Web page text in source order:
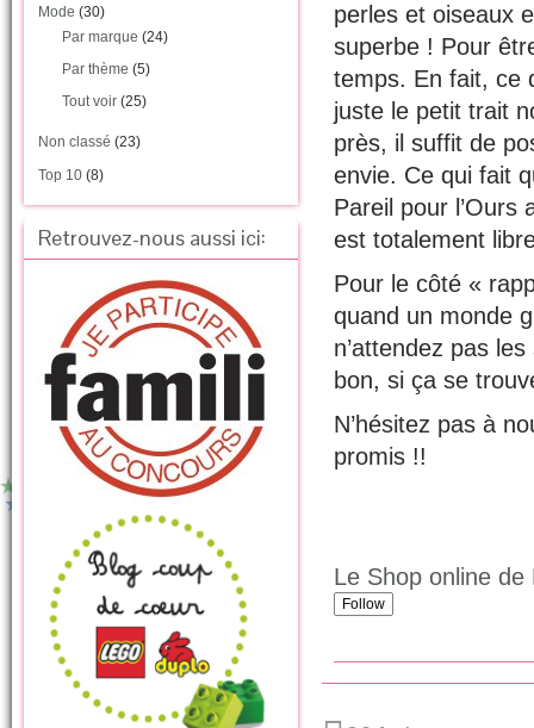
Mode (30)
Par marque (24)
Par thème (5)
Tout voir (25)
Non classé (23)
Top 10 (8)
Retrouvez-nous aussi ici:
perles et oiseaux
superbe ! Pour
temps. En fait, ce
juste le petit trait
près, il suffit de
envie. Ce qui fait
Pareil pour
est totalement
Pour le côté «
quand un monde
n’attendez pas
bon, si ça se
N’hésitez pas à
promis !!
Le Shop online de
Follow